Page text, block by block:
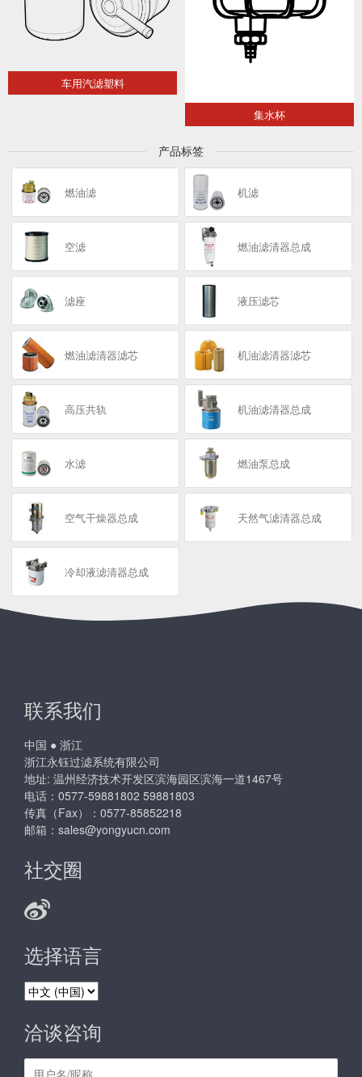
车用汽滤塑料
集水杯
产品标签
燃油滤 机滤
空滤 燃油滤清器总成
滤座 液压滤芯
燃油滤清器滤芯 机油滤清器滤芯
高压共轨 机油滤清器总成
水滤 燃油泵总成
空气干燥器总成 天然气滤清器总成
冷却液滤清器总成
联系我们
中国 ● 浙江
浙江永钰过滤系统有限公司
地址: 温州经济技术开发区滨海园区滨海一道1467号
电话：0577-59881802 59881803
传真（Fax）：0577-85852218
邮箱： sales@yongyucn.com
社交圈
选择语言
选
语
言
洽谈咨询